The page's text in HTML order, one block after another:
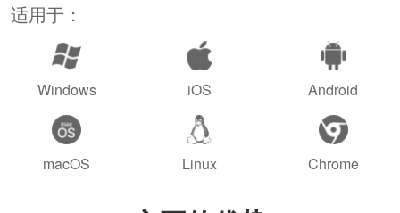
适用于：
Windows iOS Android
macOS Linux Chrome